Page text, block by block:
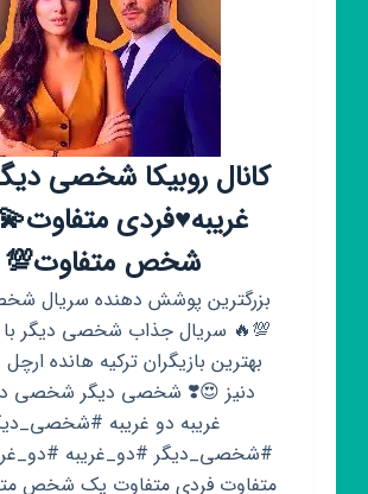
کانال روبیکا شخصی
غریبه♥️فردی
شخص متفاوت💯
بزرگترین پوشش دهنده سریال
💯🔥 سریال جذاب شخصی دیگر با
بهترین بازیگران ترکیه هانده
دنیز 😍❣️ شخصی دیگر شخصی
غریبه دو غریبه
#شخصی_دیگر #دو_غریبه
متفاوت فردی متفاوت یک شخص